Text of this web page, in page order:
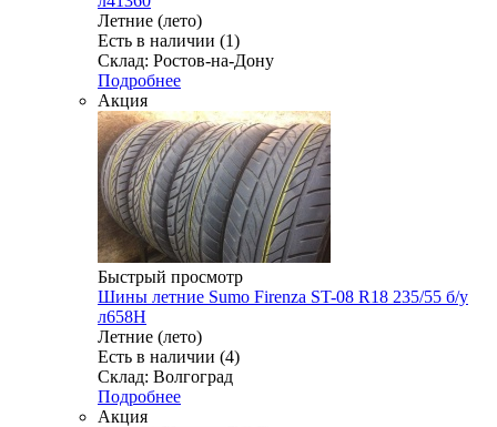
Летние (лето)
Есть в наличии (1)
Склад: Ростов-на-Дону
Подробнее
Акция
Быстрый просмотр
Шины летние Sumo Firenza ST-08 R18 235/55 б/у
л658Н
Летние (лето)
Есть в наличии (4)
Склад: Волгоград
Подробнее
Акция